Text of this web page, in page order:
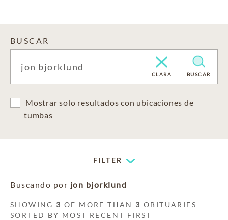
BUSCAR
CLARA BUSCAR
Mostrar solo resultados con ubicaciones de
tumbas
FILTER
Buscando por jon bjorklund
SHOWING 3 OF MORE THAN 3 OBITUARIES
SORTED BY MOST RECENT FIRST